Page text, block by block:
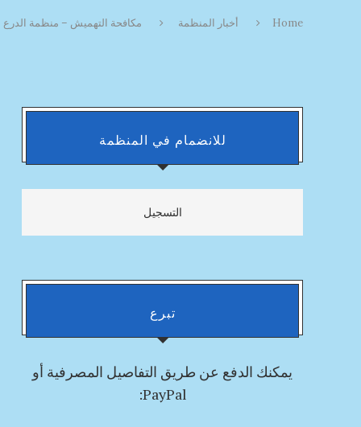
Home أخبار المنظمة مكافحة التهميش – منظمة الدرع
للانضمام في المنظمة
التسجيل
تبرع
يمكنك الدفع عن طريق التفاصيل المصرفية أو
PayPal: